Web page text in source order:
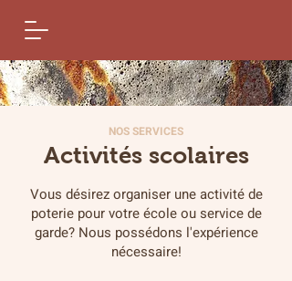
NOS SERVICES
Activités scolaires
Vous désirez organiser une activité de
poterie pour votre école ou service de
garde? Nous possédons l'expérience
nécessaire!